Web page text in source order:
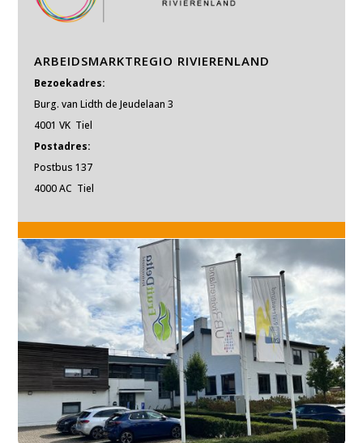
ARBEIDSMARKTREGIO RIVIERENLAND
Bezoekadres:
Burg. van Lidth de Jeudelaan 3
4001 VK Tiel
Postadres:
Postbus 137
4000 AC Tiel